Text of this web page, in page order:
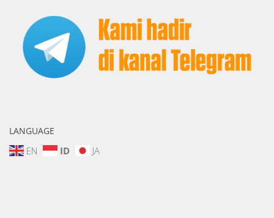
LANGUAGE
EN ID JA